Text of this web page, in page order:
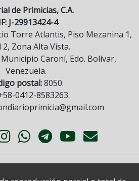
de Primicias, C.A.
J-29913424-4
Torre Atlantis, Piso Mezanina 1,
2, Zona Alta Vista.
Caroní, Edo. Bolívar,
Venezuela.
postal:8050.
0412-8583263.